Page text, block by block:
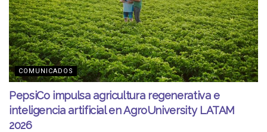
COMUNICADOS
PepsiCo impulsa agricultura regenerativa e
inteligencia artificial en AgroUniversity LATAM
2026